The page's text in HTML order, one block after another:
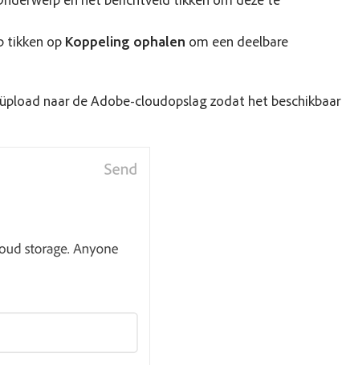
tikken op Koppeling ophalen om een deelbare
naar de Adobe-cloudopslag zodat het beschikbaar